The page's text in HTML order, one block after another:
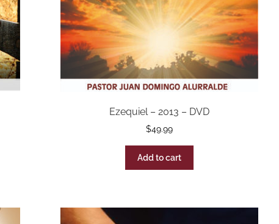
Ezequiel – 2013 – DVD
$49.99
Add to cart